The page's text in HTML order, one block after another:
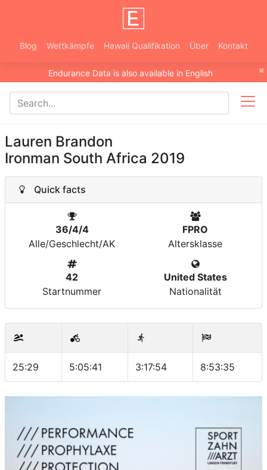
Blog Wettkämpfe Hawaii Qualifikation Über Kontakt
×
Endurance Data is also available in English
Lauren Brandon
Ironman South Africa 2019
Quick facts
36/4/4
Alle/Geschlecht/AK
FPRO
Altersklasse
42
Startnummer
United States
Nationalität
25:29 5:05:41 3:17:54 8:53:35